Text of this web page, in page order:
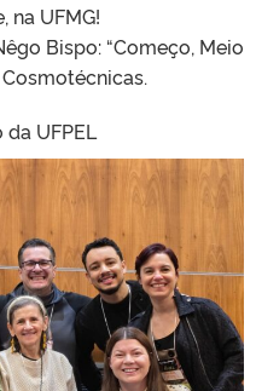
na UFMG!
Bispo: “Começo, Meio
UFPEL